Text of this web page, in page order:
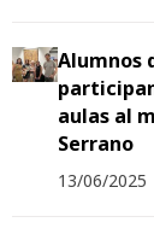
Alumnos
aulas al
Serrano
13/06/2025